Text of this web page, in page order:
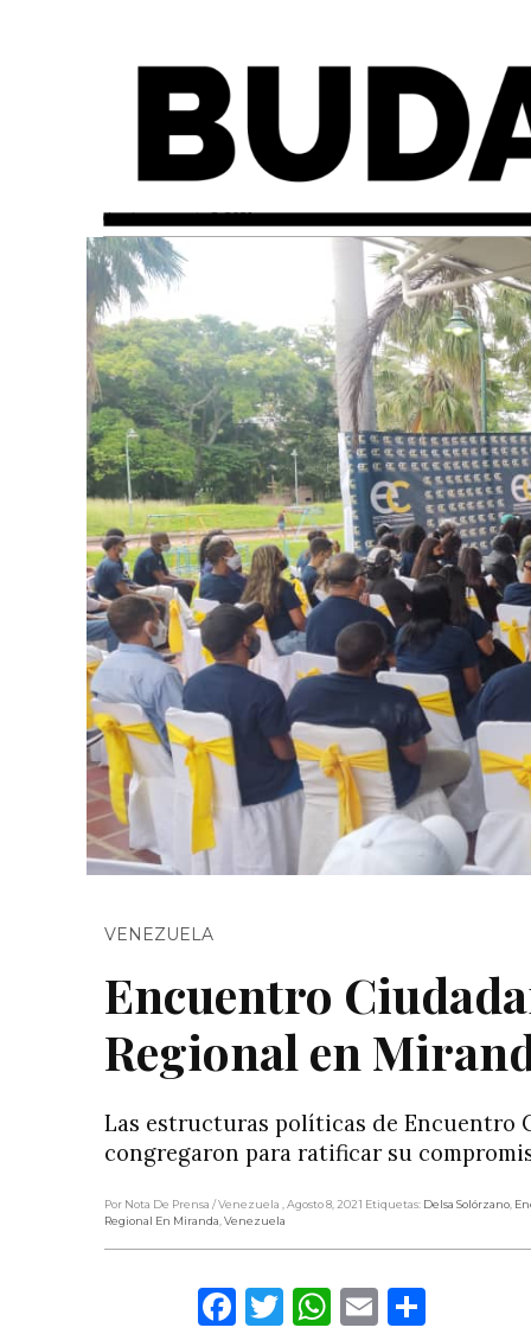
domingo, agosto 8, 2021
VENEZUELA
Encuentro
Regional en
Las estructuras políticas de Encuentro
congregaron para ratificar su
Por Nota De Prensa / Venezuela , Agosto 8, 2021 Etiquetas: Delsa Solórzano,
Regional En Miranda,Venezuela
Facebook
Twitter
WhatsApp
Email